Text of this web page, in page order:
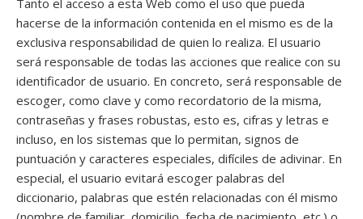
Tanto el acceso a esta Web como el uso que pueda
hacerse de la información contenida en el mismo es de la
exclusiva responsabilidad de quien lo realiza. El usuario
será responsable de todas las acciones que realice con su
identificador de usuario. En concreto, será responsable de
escoger, como clave y como recordatorio de la misma,
contraseñas y frases robustas, esto es, cifras y letras e
incluso, en los sistemas que lo permitan, signos de
puntuación y caracteres especiales, difíciles de adivinar. En
especial, el usuario evitará escoger palabras del
diccionario, palabras que estén relacionadas con él mismo